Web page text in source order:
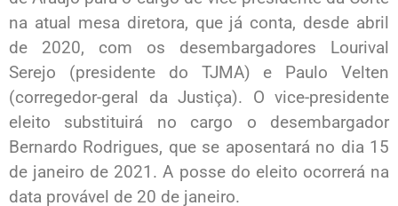
na atual mesa diretora, que já conta, desde abril
de 2020, com os desembargadores Lourival
Serejo (presidente do TJMA) e Paulo Velten
(corregedor-geral da Justiça). O vice-presidente
eleito substituirá no cargo o desembargador
Bernardo Rodrigues, que se aposentará no dia 15
de janeiro de 2021. A posse do eleito ocorrerá na
data provável de 20 de janeiro.